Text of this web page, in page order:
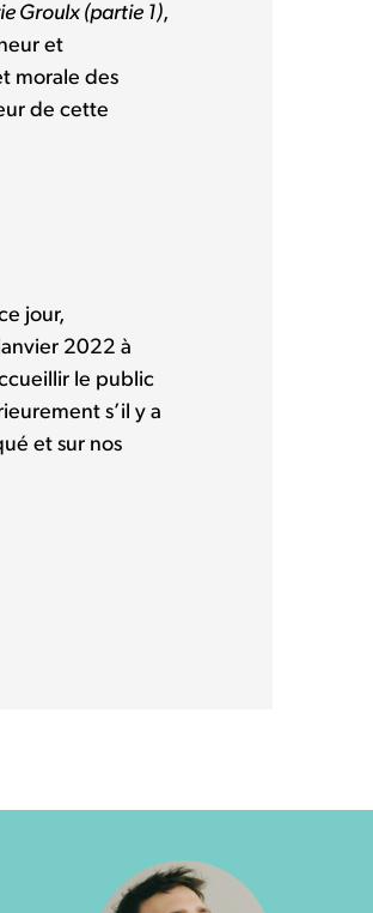
Groulx (partie 1),
et
morale des
de cette
jour,
2022 à
le public
s’il y a
et sur nos